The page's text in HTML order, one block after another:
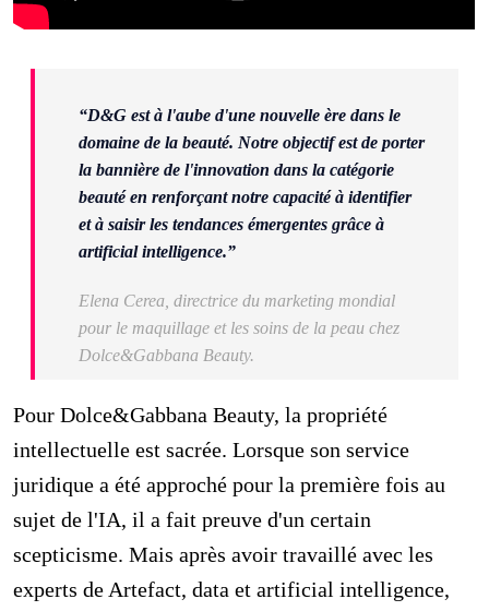
“D&G est à l'aube d'une nouvelle ère dans le
domaine de la beauté. Notre objectif est de porter
la bannière de l'innovation dans la catégorie
beauté en renforçant notre capacité à identifier
et à saisir les tendances émergentes grâce à
artificial intelligence.”
Elena Cerea, directrice du marketing mondial
pour le maquillage et les soins de la peau chez
Dolce&Gabbana Beauty.
Pour Dolce&Gabbana Beauty, la propriété
intellectuelle est sacrée. Lorsque son service
juridique a été approché pour la première fois au
sujet de l'IA, il a fait preuve d'un certain
scepticisme. Mais après avoir travaillé avec les
experts de Artefact, data et artificial intelligence,